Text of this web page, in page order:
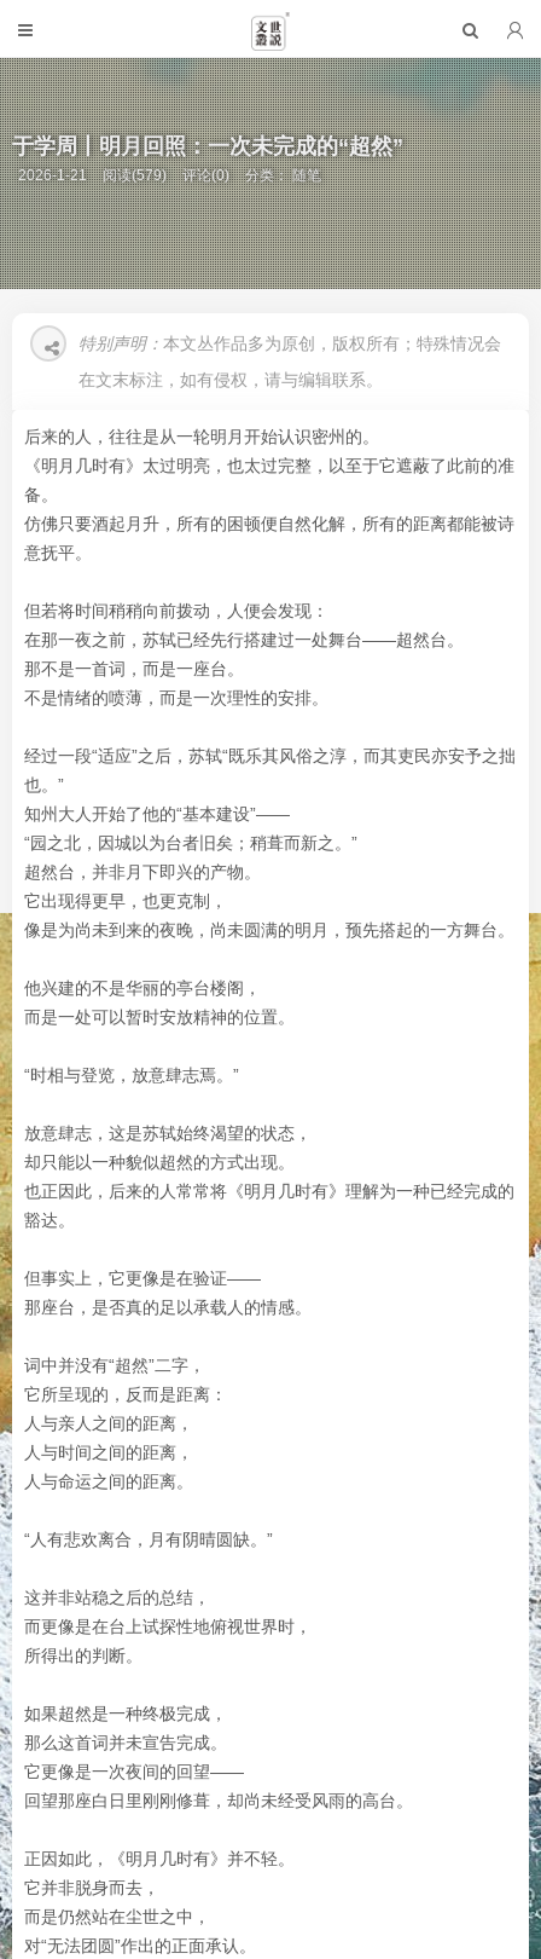
于学周丨明月回照：一次未完成的“超然”
2026-1-21 阅读(579) 评论(0) 分类：随笔
特别声明： 本文丛作品多为原创，版权所有；特殊情况会
在文末标注，如有侵权，请与编辑联系。
后来的人，往往是从一轮明月开始认识密州的。
《明月几时有》太过明亮，也太过完整，以至于它遮蔽了此前的准
备。
仿佛只要酒起月升，所有的困顿便自然化解，所有的距离都能被诗
意抚平。
但若将时间稍稍向前拨动，人便会发现：
在那一夜之前，苏轼已经先行搭建过一处舞台——超然台。
那不是一首词，而是一座台。
不是情绪的喷薄，而是一次理性的安排。
经过一段“适应”之后，苏轼“既乐其风俗之淳，而其吏民亦安予之拙
也。”
知州大人开始了他的“基本建设”——
“园之北，因城以为台者旧矣；稍葺而新之。”
超然台，并非月下即兴的产物。
它出现得更早，也更克制，
像是为尚未到来的夜晚，尚未圆满的明月，预先搭起的一方舞台。
他兴建的不是华丽的亭台楼阁，
而是一处可以暂时安放精神的位置。
“时相与登览，放意肆志焉。”
放意肆志，这是苏轼始终渴望的状态，
却只能以一种貌似超然的方式出现。
也正因此，后来的人常常将《明月几时有》理解为一种已经完成的
豁达。
但事实上，它更像是在验证——
那座台，是否真的足以承载人的情感。
词中并没有“超然”二字，
它所呈现的，反而是距离：
人与亲人之间的距离，
人与时间之间的距离，
人与命运之间的距离。
“人有悲欢离合，月有阴晴圆缺。”
这并非站稳之后的总结，
而更像是在台上试探性地俯视世界时，
所得出的判断。
如果超然是一种终极完成，
那么这首词并未宣告完成。
它更像是一次夜间的回望——
回望那座白日里刚刚修葺，却尚未经受风雨的高台。
正因如此，《明月几时有》并不轻。
它并非脱身而去，
而是仍然站在尘世之中，
对“无法团圆”作出的正面承认。